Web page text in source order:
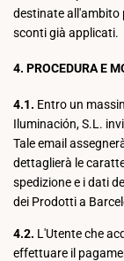
destinate all'ambito
sconti già applicati.
4. PROCEDURA E
4.1. Entro un
Iluminación, S.L.
Tale email
dettaglierà le
spedizione e i dati
dei Prodotti a
4.2. L'Utente che
effettuare il